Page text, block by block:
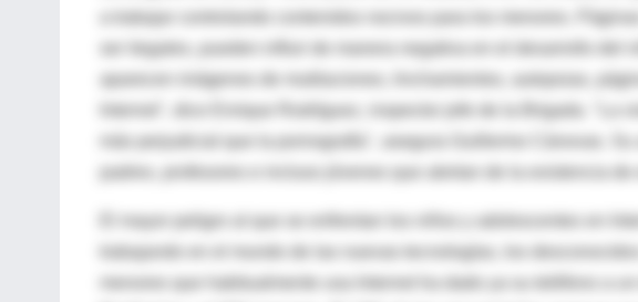
a trabajar controlando contenidos nocivos para los menores.
ser ilegales, pueden influir de manera negativa en el desarrollo del
aparecen imágenes de mutilaciones, linchamientos, autopsias,
Internet", dice Enrique Rodríguez, inspector jefe de la Brigada. "La
más perjudicial que la pornografía", asegura Guillermo Cánovas.
El mayor peligro al que se enfrentan los niños y adolescentes en
trabajando en el mundo de las nuevas tecnologías, los
menores que habitualmente usa Internet ha dado ya su teléfono a